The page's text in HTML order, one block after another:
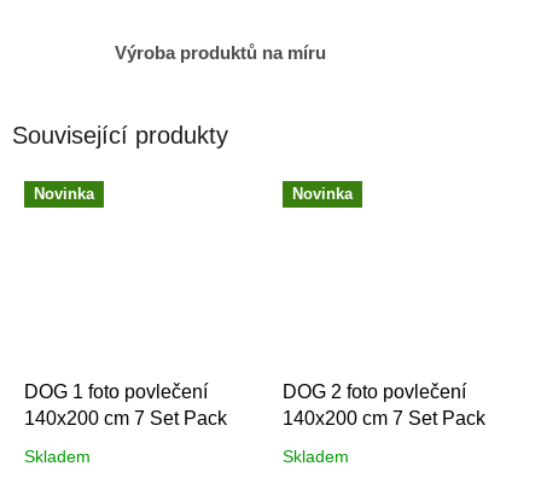
Výroba produktů na míru
Související produkty
Novinka
DOG 1 foto povlečení
140x200 cm 7 Set Pack
Skladem
Novinka
DOG 2 foto povlečení
140x200 cm 7 Set Pack
Skladem